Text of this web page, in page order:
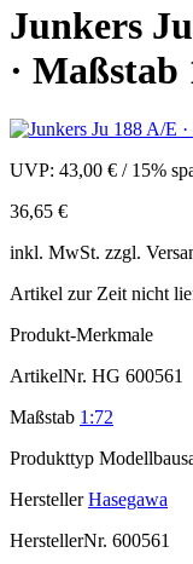
Junkers
· Maßstab
UVP: 43,00 € / 15%
36,65 €
inkl. MwSt. zzgl.
Artikel zur Zeit nicht
Produkt-Merkmale
ArtikelNr. HG 600561
Maßstab 1:72
Produkttyp
Hersteller Hasegawa
HerstellerNr. 600561